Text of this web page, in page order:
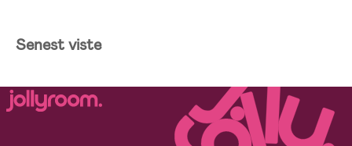
Senest viste